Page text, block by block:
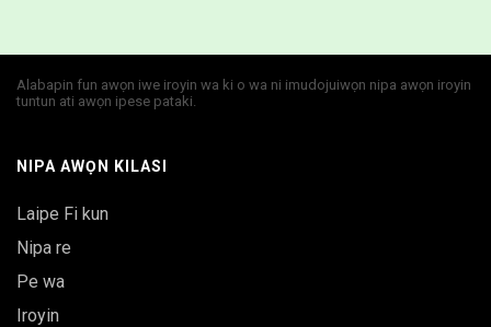
Alabapin fun awọn iwe iroyin wa ki o wa ni imudojuiwọn nipa awọn iroyin
tuntun ati awọn ipese pataki.
NIPA AWỌN KILASI
Laipe Fi kun
Nipa re
Pe wa
Iroyin